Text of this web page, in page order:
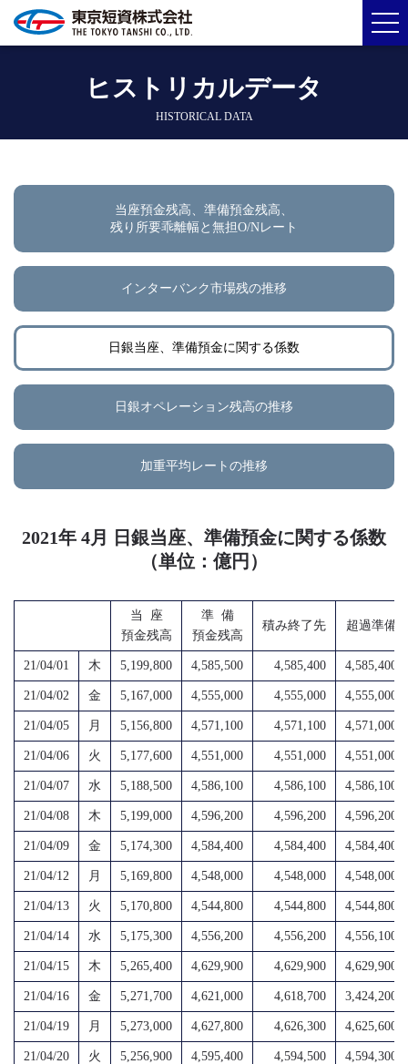
ヒストリカルデータ
HISTORICAL DATA
当座預金残高、準備預金残高、
残り所要乖離幅と無担O/Nレート
インターバンク市場残の推移
日銀当座、準備預金に関する係数
日銀オペレーション残高の推移
加重平均レートの推移
2021年 4月 日銀当座、準備預金に関する係数
（単位：億円）
当 座
預金残高
準 備
預金残高
積み終了先 超過準備
21/04/01 木 5,199,800 4,585,500 4,585,400 4,585,400
21/04/02 金 5,167,000 4,555,000 4,555,000 4,555,000
21/04/05 月 5,156,800 4,571,100 4,571,100 4,571,000
21/04/06 火 5,177,600 4,551,000 4,551,000 4,551,000
21/04/07 水 5,188,500 4,586,100 4,586,100 4,586,100
21/04/08 木 5,199,000 4,596,200 4,596,200 4,596,200
21/04/09 金 5,174,300 4,584,400 4,584,400 4,584,400
21/04/12 月 5,169,800 4,548,000 4,548,000 4,548,000
21/04/13 火 5,170,800 4,544,800 4,544,800 4,544,800
21/04/14 水 5,175,300 4,556,200 4,556,200 4,556,100
21/04/15 木 5,265,400 4,629,900 4,629,900 4,629,900
21/04/16 金 5,271,700 4,621,000 4,618,700 3,424,200
21/04/19 月 5,273,000 4,627,800 4,626,300 4,625,600
21/04/20 火 5,256,900 4,595,400 4,594,500 4,594,300